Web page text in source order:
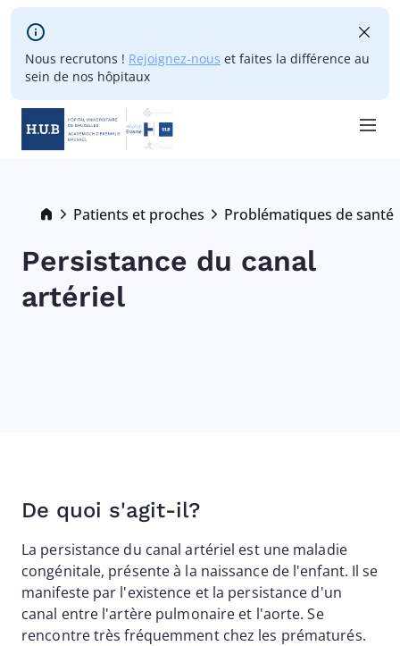
Skip to main content
Nous recrutons ! Rejoignez-nous et faites la différence au
sein de nos hôpitaux
Breadcrumb
Patients et proches Problématiques de santé
Persistance du canal
artériel
De quoi s'agit-il?
La persistance du canal artériel est une maladie
congénitale, présente à la naissance de l'enfant. Il se
manifeste par l'existence et la persistance d'un
canal entre l'artère pulmonaire et l'aorte. Se
rencontre très fréquemment chez les prématurés.